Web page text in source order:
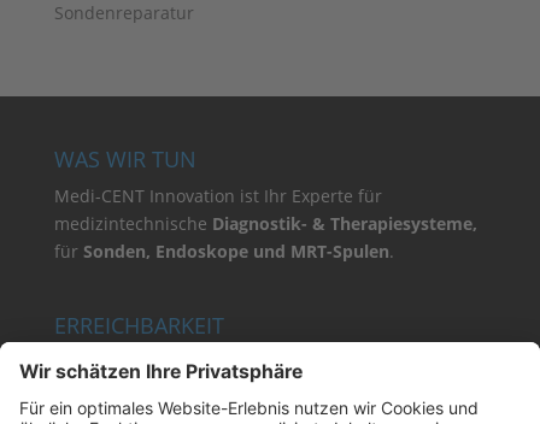
Sondenreparatur
WAS WIR TUN
Medi-CENT Innovation ist Ihr Experte für
medizintechnische Diagnostik- & Therapiesysteme,
für Sonden, Endoskope und MRT-Spulen.
ERREICHBARKEIT
Wir sind für Sie ansprechbar:
24 Stunden / 7 Tage die Woche